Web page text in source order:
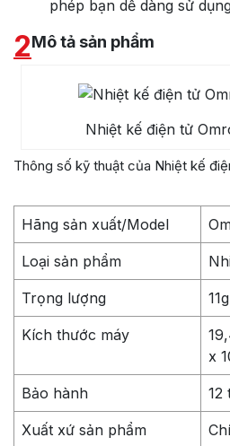
phép bạn dễ dàng sử
2Mô tả sản phẩm
Nhiệt kế điện tử
Thông số kỹ thuật của Nhiệt kế
Hãng sản xuất/Model
Loại sản phẩm
Trọng lượng
Kích thước máy
x
Bảo hành 12
Xuất xứ sản phẩm